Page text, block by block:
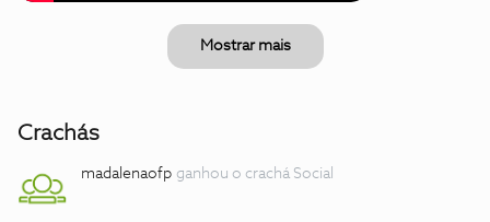
Mostrar mais
Crachás
madalenaofp ganhou o crachá Social